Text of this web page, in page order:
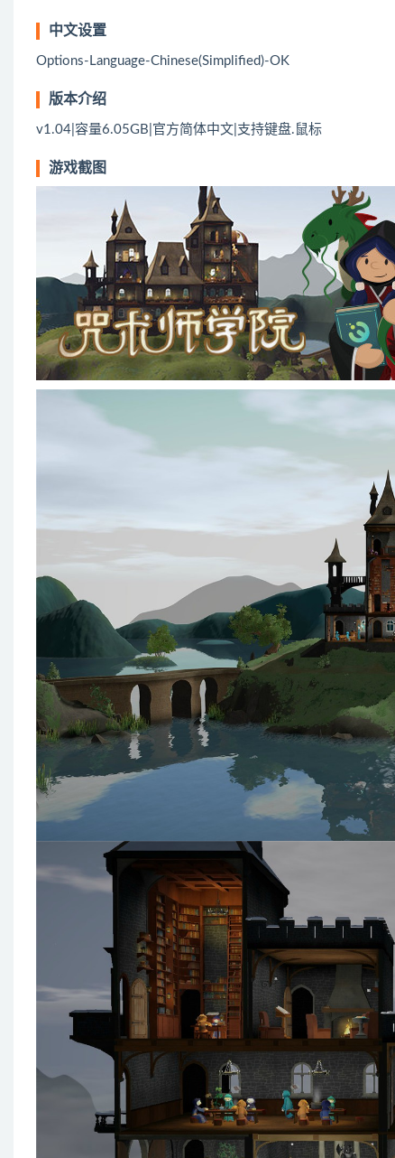
中文设置
Options-Language-Chinese(Simplified)-OK
版本介绍
v1.04|容量6.05GB|官方简体中文|支持键盘.鼠标
游戏截图